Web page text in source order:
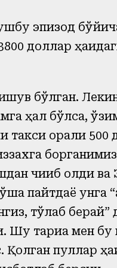
эпизод
доллар
бўлган.
ҳал бўлса, ўзим
орқали
чиқиб қолди ва
пайтдаёқ унга
тўлаб
Шу тариқа мен
пуллар